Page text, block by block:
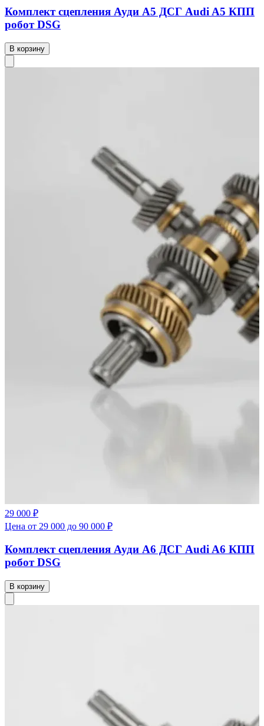
Комплект сцепления Ауди А5 ДСГ Audi A5 КПП
робот DSG
В корзину
29 000 ₽
Цена от 29 000 до 90 000 ₽
Комплект сцепления Ауди А6 ДСГ Audi A6 КПП
робот DSG
В корзину